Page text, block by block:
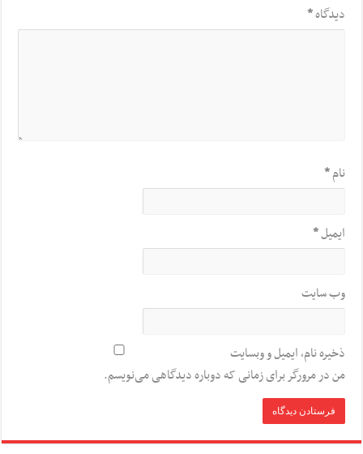
دیدگاه*
نام*
ایمیل*
وب‌ سایت
ذخیره نام، ایمیل و وبسایت
من در مرورگر برای زمانی که دوباره دیدگاهی می‌نویسم.